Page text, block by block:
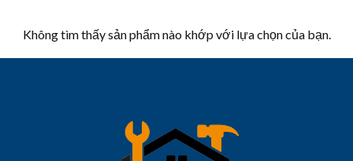
Không tìm thấy sản phẩm nào khớp với lựa chọn của bạn.